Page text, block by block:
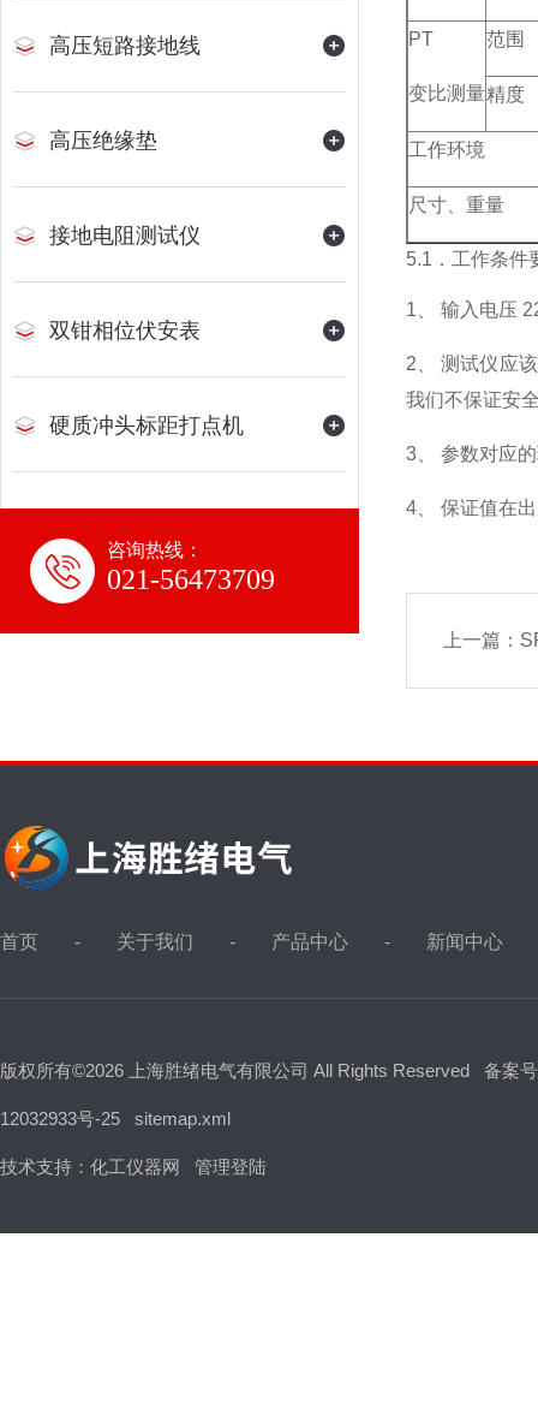
高压短路接地线
高压绝缘垫
接地电阻测试仪
双钳相位伏安表
硬质冲头标距打点机
咨询热线：
021-56473709
PT
变比测量
范围
精度
工作环境
尺寸、重量
5.1．工作条件
1、 输入电压
2、 测试仪应
我们不保证安
3、 参数对应
4、 保证值在
上一篇：
首页 关于我们 产品中心 新闻中心
版权所有©2026 上海胜绪电气有限公司 All Rights Reserved 备案
12032933号-25 sitemap.xml
技术支持： 化工仪器网 管理登陆